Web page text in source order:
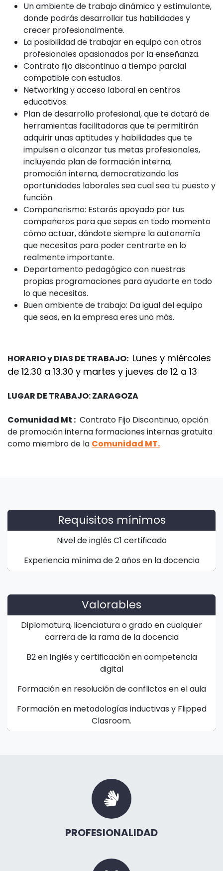
Un ambiente de trabajo dinámico y estimulante,
donde podrás desarrollar tus habilidades y
crecer profesionalmente.
La posibilidad de trabajar en equipo con otros
profesionales apasionados por la enseñanza.
Contrato fijo discontinuo a tiempo parcial
compatible con estudios.
Networking y acceso laboral en centros
educativos.
Plan de desarrollo profesional, que te dotará de
herramientas facilitadoras que te permitirán
adquirir unas aptitudes y habilidades que te
impulsen a alcanzar tus metas profesionales,
incluyendo plan de formación interna,
promoción interna, democratizando las
oportunidades laborales sea cual sea tu puesto y
función.
Compañerismo: Estarás apoyado por tus
compañeros para que sepas en todo momento
cómo actuar, dándote siempre la autonomía
que necesitas para poder centrarte en lo
realmente importante.
Departamento pedagógico con nuestras
propias programaciones para ayudarte en todo
lo que necesitas.
Buen ambiente de trabajo: Da igual del equipo
que seas, en la empresa eres uno más.
HORARIO y DIAS DE TRABAJO: Lunes y miércoles
de 12.30 a 13.30 y martes y jueves de 12 a 13
LUGAR DE TRABAJO: ZARAGOZA
Comunidad Mt : Contrato Fijo Discontinuo, opción
de promoción interna formaciones internas gratuita
como miembro de la Comunidad MT.
Requisitos mínimos
Nivel de inglés C1 certificado
Experiencia mínima de 2 años en la docencia
Valorables
Diplomatura, licenciatura o grado en cualquier
carrera de la rama de la docencia
B2 en inglés y certificación en competencia
digital
Formación en resolución de conflictos en el aula
Formación en metodologías inductivas y Flipped
Clasroom.
PROFESIONALIDAD